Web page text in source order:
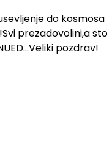
do kosmosa
prezadovolini,a sto
Veliki pozdrav!